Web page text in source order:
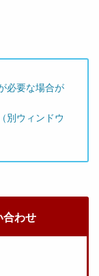
必要な場合が
（別ウィンドウ
合わせ